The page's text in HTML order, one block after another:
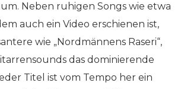
Neben ruhigen Songs wie etwa
auch ein Video erschienen ist,
wie „Nordmännens Raseri“,
das dominierende
Titel ist vom Tempo her ein